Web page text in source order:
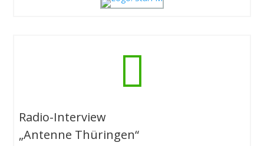

Radio-Interview
„Antenne Thüringen“